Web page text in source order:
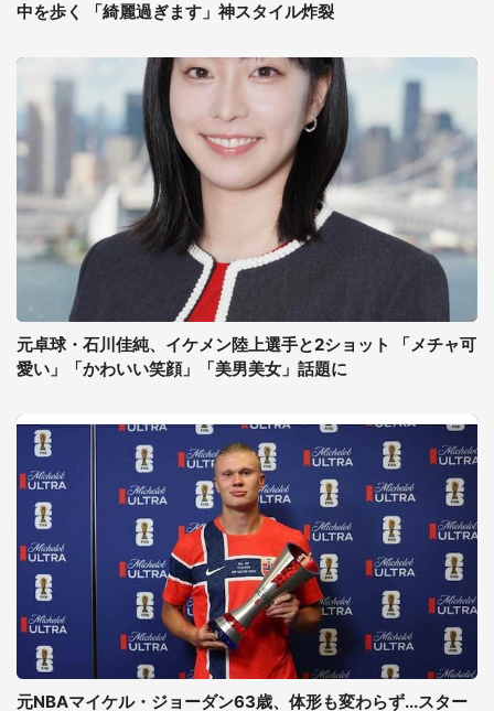
中を歩く 「綺麗過ぎます」神スタイル炸裂
元卓球・石川佳純、イケメン陸上選手と2ショット 「メチャ可
愛い」「かわいい笑顔」「美男美女」話題に
元NBAマイケル・ジョーダン63歳、体形も変わらず...スター